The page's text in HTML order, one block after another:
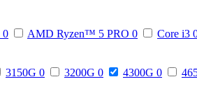
0 AMD Ryzen™ 5 PRO 0 Core i3
3150G 0 3200G 0 4300G 0